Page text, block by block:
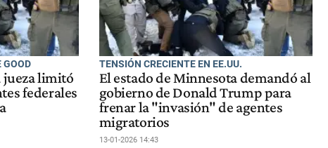
GOOD
jueza limitó
federales
TENSIÓN CRECIENTE EN EE.UU.
El estado de Minnesota demandó al
gobierno de Donald Trump para
frenar la "invasión" de agentes
migratorios
13-01-2026 14:43